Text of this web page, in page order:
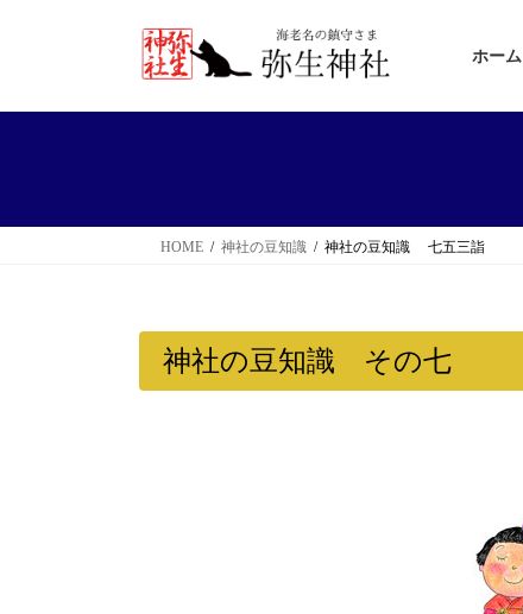
ス
ン
ホーム
HOME 神社の豆知識 神社の豆知識 七五三詣
神社の豆知識 その七